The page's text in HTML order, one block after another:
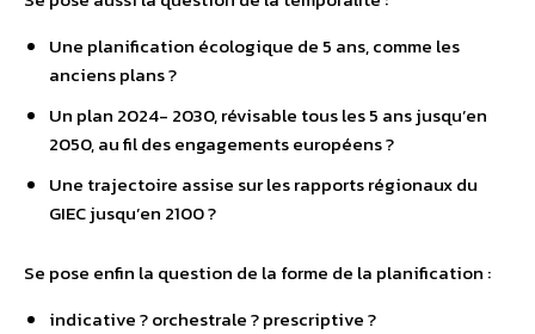
Une planification écologique de 5 ans, comme les
anciens plans ?
Un plan 2024- 2030, révisable tous les 5 ans jusqu’en
2050, au fil des engagements européens ?
Une trajectoire assise sur les rapports régionaux du
GIEC jusqu’en 2100 ?
Se pose enfin la question de la forme de la planification :
indicative ? orchestrale ? prescriptive ?